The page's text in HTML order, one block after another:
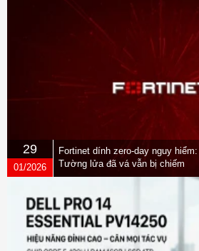
29
01/2026
Fortinet dính zero-day nguy hiểm:
Tường lửa đã vá vẫn bị chiếm
quyền